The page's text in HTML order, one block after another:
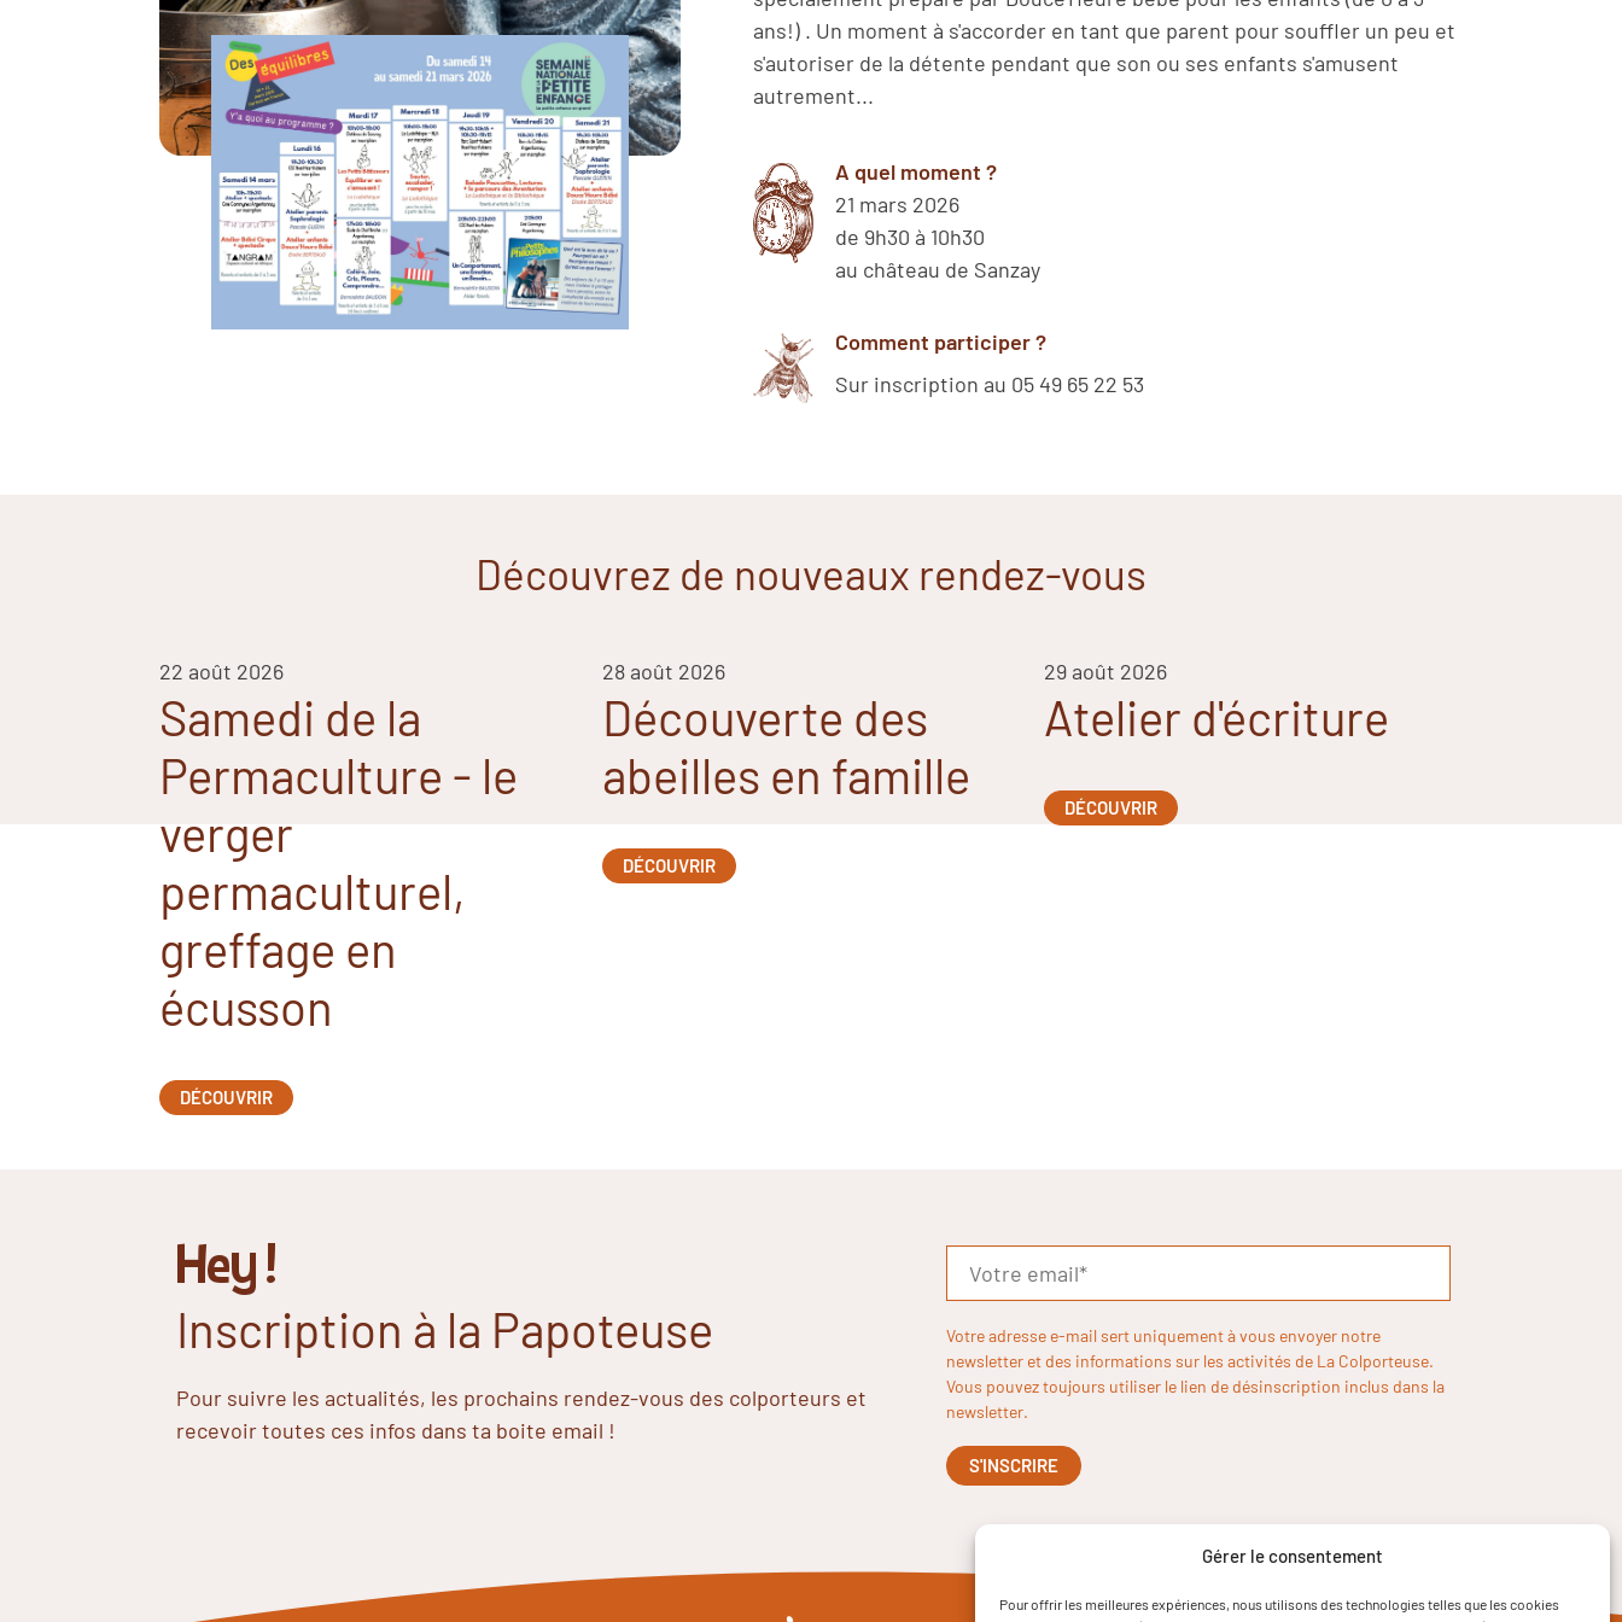
Gérer le consentement
Pour offrir les meilleures expériences, nous utilisons des technologies telles que les cookies
ans!) . Un moment à s'accorder en tant que parent pour souffler un peu et
s'autoriser de la détente pendant que son ou ses enfants s'amusent
autrement...
A quel moment ?
21 mars 2026
de 9h30 à 10h30
au château de Sanzay
Comment participer ?
Sur inscription au 05 49 65 22 53
Découvrez de nouveaux rendez-vous
22 août 2026
Samedi de la
Permaculture - le
verger
permaculturel,
greffage en
écusson
DÉCOUVRIR
28 août 2026
Découverte des
abeilles en famille
DÉCOUVRIR
29 août 2026
Atelier d'écriture
DÉCOUVRIR
Hey !
Inscription à la Papoteuse
Pour suivre les actualités, les prochains rendez-vous des colporteurs et
recevoir toutes ces infos dans ta boite email !
Votre adresse e-mail sert uniquement à vous envoyer notre
newsletter et des informations sur les activités de La Colporteuse.
Vous pouvez toujours utiliser le lien de désinscription inclus dans la
newsletter.